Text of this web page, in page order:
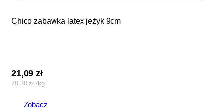
chico zabawka latex jeżyk 9cm
21,09zł
70,30 zł /kg
Zobacz